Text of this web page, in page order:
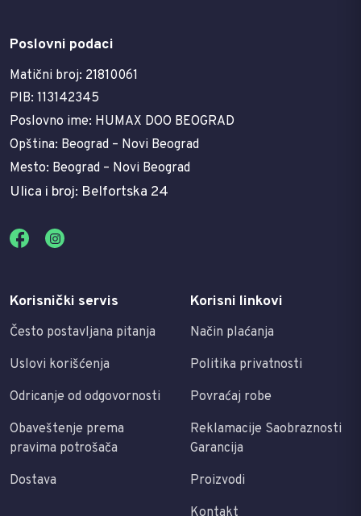
Korisnički servis
Često postavljana pitanja
Uslovi korišćenja
Odricanje od odgovornosti
Obaveštenje prema
pravima potrošača
Dostava
Korisni linkovi
Način plaćanja
Politika privatnosti
Povraćaj robe
Reklamacije Saobraznosti
Garancija
Proizvodi
Kontakt
Poslovni podaci
Matični broj: 21810061
PIB: 113142345
Poslovno ime: HUMAX DOO BEOGRAD
Opština: Beograd – Novi Beograd
Mesto: Beograd – Novi Beograd
Ulica i broj: Belfortska 24